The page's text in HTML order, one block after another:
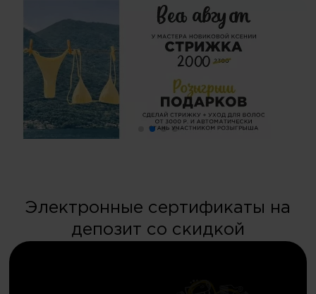
Электронные сертификаты на
депозит со скидкой